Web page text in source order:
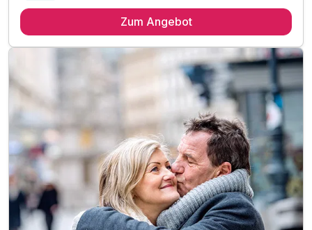
2 x reichhaltiges leckeres Genießer-Frühstück
1 x prickelnder Sekt für romantische Stunden
1 x romantisch dekoriertes Zimmer
1 x Flasche Mineralwasser auf dem Zimmer
inkl. Late Check out nach Verfügbarkeit
inkl. Nutzung unseres Fitnessbereiches
inkl. Saunabenutzung
inkl. Kaffee & Tee auf dem Zimmer
inkl. Wlan Nutzung im Hotel
Zum Angebot